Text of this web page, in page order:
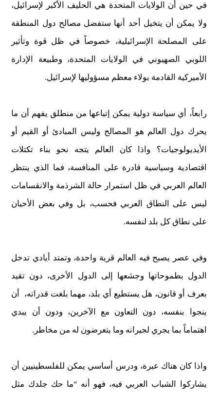
في حين أن الولايات المتحدة هي الحليف الأكبر لإسرائيل،
ولا يمكن أن يتخيل أحد أنها ستفضل مصالح دول المنطقة
على المصلحة الإسرائيلية، خصوصاً في ظل قوة وتأثير
اللوبي الصهيوني في الولايات المتحدة، وطبيعة الإدارة
الأميركية القادمة بولاء معظم مسؤوليها لإسرائيل.
رابعاً، أي سياسة دولية يمكن إتباعها من منطلق يفهم أن ما
يحرك دول العالم هو المصالح وليس المبادئ أو القيم أو
الأيديولوجيات؟ واذا كان العالم يتجه نحو بناء تكتلات
اقتصادية وسياسية قادرة على المنافسة، فما الذي ينتظر
العالم العربي في ظل استمرار حالة الشرذمة والانقسامات
ليس على النطاق العربي فحسب، بل وفي بعض الأحيان
على نطاق كل بلد لنفسه.
وفي عصر يصبح فيه العالم قرية واحدة، وتمتد أيادي تدخل
الدول بطموحاتها وجشعها إلى الدول الأخرى، دون تقيد
بعرف أو قانون، هل يستطيع أي بلد، مهما بلغت قدراته، أن
ينجوا بنفسه، دون التعاون مع الآخرين، ودون أن يبدي
اهتماماً بما يجري لجيرانه وما يتعرضون له من مخاطر.
واذا كان هناك عبرة، ودرس أساسي يمكن للفلسطينيين أن
يشاركوا الشباب العربي فيه، فهو أنه “ما حك جلدك مثل